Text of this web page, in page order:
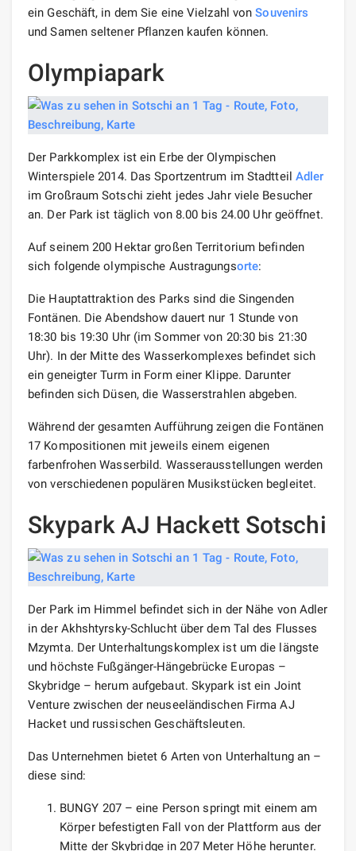
ein Geschäft, in dem Sie eine Vielzahl vonSouvenirs
und Samen seltener Pflanzen kaufen können.
Olympiapark
Der Parkkomplex ist ein Erbe der Olympischen
Winterspiele 2014. Das Sportzentrum im Stadtteil Adler
im Großraum Sotschi zieht jedes Jahr viele Besucher
an. Der Park ist täglich von 8.00 bis 24.00 Uhr geöffnet.
Auf seinem 200 Hektar großen Territorium befinden
sich folgende olympische Austragungsorte:
Die Hauptattraktion des Parks sind die Singenden
Fontänen. Die Abendshow dauert nur 1 Stunde von
18:30 bis 19:30 Uhr (im Sommer von 20:30 bis 21:30
Uhr). In der Mitte des Wasserkomplexes befindet sich
ein geneigter Turm in Form einer Klippe. Darunter
befinden sich Düsen, die Wasserstrahlen abgeben.
Während der gesamten Aufführung zeigen die Fontänen
17 Kompositionen mit jeweils einem eigenen
farbenfrohen Wasserbild. Wasserausstellungen werden
von verschiedenen populären Musikstücken begleitet.
Skypark AJ Hackett Sotschi
Der Park im Himmel befindet sich in der Nähe von Adler
in der Akhshtyrsky-Schlucht über dem Tal des Flusses
Mzymta. Der Unterhaltungskomplex ist um die längste
und höchste Fußgänger-Hängebrücke Europas –
Skybridge – herum aufgebaut. Skypark ist ein Joint
Venture zwischen der neuseeländischen Firma AJ
Hacket und russischen Geschäftsleuten.
Das Unternehmen bietet 6 Arten von Unterhaltung an –
diese sind:
BUNGY 207 – eine Person springt mit einem am
Körper befestigten Fall von der Plattform aus der
Mitte der Skybridge in 207 Meter Höhe herunter.